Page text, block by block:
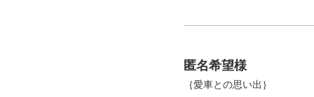
匿名希望様
｛愛車との思い出｝